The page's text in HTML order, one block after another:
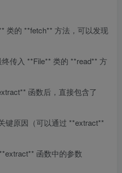
类的 **fetch** 方法，可以发现
传入 **File** 类的 **read** 方
函数后，直接包含了
键原因（可以通过 **extract**
函数中的参数